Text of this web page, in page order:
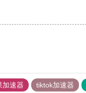
加速器 tiktok加速器